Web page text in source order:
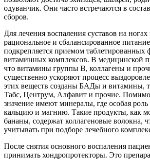
одуванчик. Они часто встречаются в
сборов.
Для лечения воспаления суставов на
рациональное и сбалансированное
подкрепляется приемом таблетированных
витаминных комплексов. В медицинской
что витамины группы B, коллагены и
существенно ускоряют процесс
этих веществ созданы БАДы и витамины,
Табс, Центрум, Алфавит и прочие.
значение имеют минералы, где особая роль
кальцию и магнию. Такие продукты, как
бананы, содержат коллагеновые волокна,
учитывать при подборе лечебного
После снятия основного воспаления
принимать хондропротекторы. Это